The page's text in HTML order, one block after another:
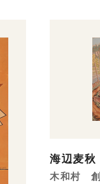
海辺麦秋
木和村